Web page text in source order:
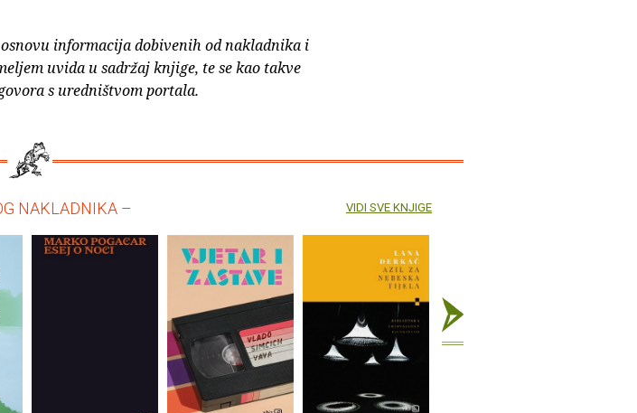
informacija dobivenih od nakladnika i
uvida u sadržaj knjige, te se kao takve
s uredništvom portala.
NAKLADNIKA – VIDI SVE KNJIGE